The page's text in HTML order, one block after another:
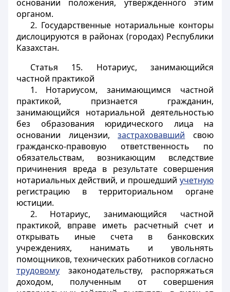
основании положения, утвержденного этим
органом.
2. Государственные нотариальные конторы
дислоцируются в районах (городах) Республики
Казахстан.
Статья 15. Нотариус, занимающийся
частной практикой
1. Нотариусом, занимающимся частной
практикой, признается гражданин,
занимающийся нотариальной деятельностью
без образования юридического лица на
основании лицензии,застраховавший свою
гражданско-правовую ответственность по
обязательствам, возникающим вследствие
причинения вреда в результате совершения
нотариальных действий, и прошедший учетную
регистрацию в территориальном органе
юстиции.
2. Нотариус, занимающийся частной
практикой, вправе иметь расчетный счет и
открывать иные счета в банковских
учреждениях, нанимать и увольнять
помощников, технических работников согласно
трудовому законодательству, распоряжаться
доходом, полученным от совершения